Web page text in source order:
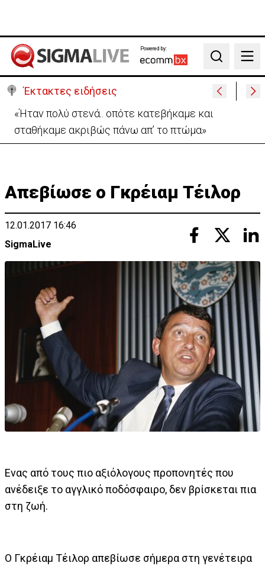
Powered by:
Search
Έκτακτες ειδήσεις
«Ήταν πολύ στενά.. οπότε κατεβήκαμε και
σταθήκαμε ακριβώς πάνω απ’ το πτώμα»
Απεβίωσε ο Γκρέιαμ Τέιλορ
12.01.2017 16:46
SigmaLive
Ενας από τους πιο αξιόλογους προπονητές που
ανέδειξε το αγγλικό ποδόσφαιρο, δεν βρίσκεται πια
στη ζωή.
Ο Γκρέιαμ Τέιλορ απεβίωσε σήμερα στη γενέτειρα